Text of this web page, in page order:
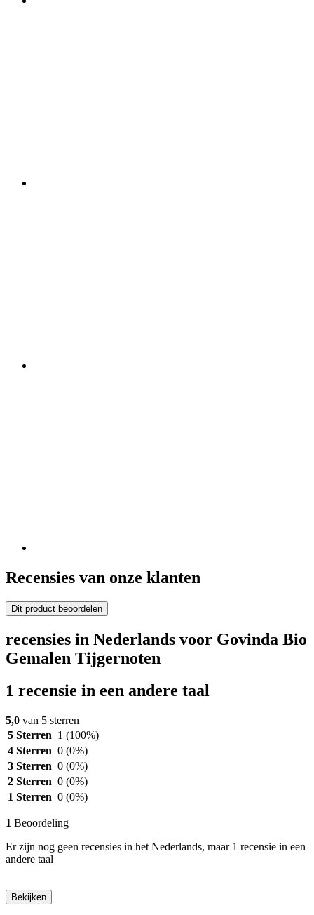
Recensies van onze klanten
Dit product beoordelen
recensies in Nederlands voor Govinda Bio
Gemalen Tijgernoten
1 recensie in een andere taal
5,0 van 5 sterren
5 Sterren 1 (100%)
4 Sterren 0 (0%)
3 Sterren 0 (0%)
2 Sterren 0 (0%)
1 Sterren 0 (0%)
1 Beoordeling
Er zijn nog geen recensies in het Nederlands, maar 1 recensie in een
andere taal
Bekijken